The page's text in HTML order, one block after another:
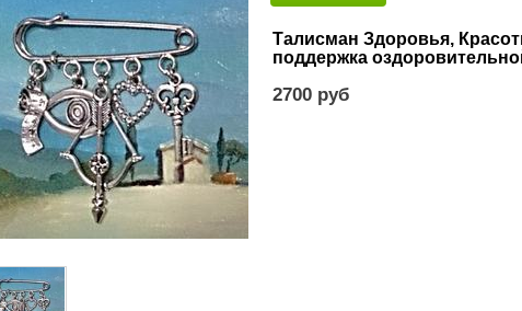
Талисман Здоровья,
поддержка
2700 руб